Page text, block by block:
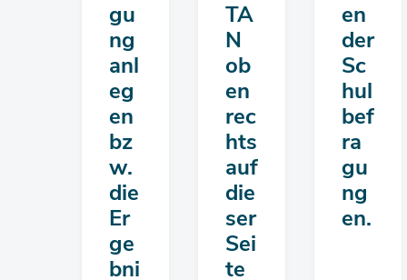
gu
ng
anl
eg
en
bz
w.
die
Er
ge
bni
TA
N
ob
en
rec
hts
auf
die
ser
Sei
te
en
der
Sc
hul
bef
ra
gu
ng
en.